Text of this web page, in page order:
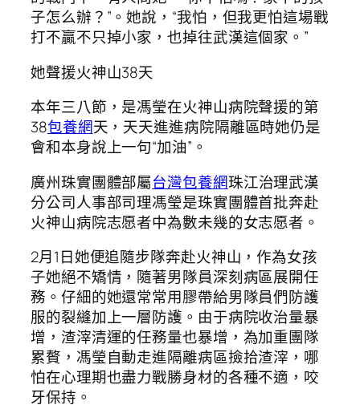
子怎么辦？”。她說，“我怕，但我更怕這場戰
打不贏不只掉小家，也掉往武漢這個家。”
她聲援火神山38天
本年三八節，是馮瑩在火神山病院聲援的第
38包養網天，天天進進病院隔離區時她仍是
會和本身說上一句“加油”。
廣州珠實團體部屬台灣包養網珠江治理武漢
分公司人事部司理馮瑩是珠實團體首批奔赴
火神山病院志愿者中為數未幾的女志愿者。
2月1日她便追隨步隊奔赴火神山，作為女孩
子她絕不矯情，隨著男隊員深刻病區展開任
務。仔細的她還常常用膠帶給男隊員們防護
服的裂縫加上一層防護。由于病院收治量暴
增，渣滓清運的任務量也暴增，為加重團隊
累贅，馮瑩自動走進隔離病區撿拾渣滓，哪
怕在心理期也盡力戰勝身材的各種不適，咬
牙保持。